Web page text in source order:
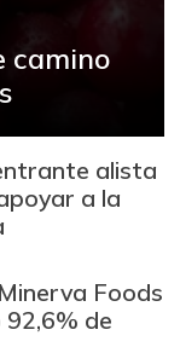
camino
alista
a la
Foods
de